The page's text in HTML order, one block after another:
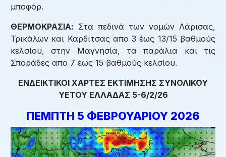
μποφόρ.
ΘΕΡΜΟΚΡΑΣΙΑ: Στα πεδινά των νομών Λάρισας,
Τρικάλων και Καρδίτσας απο 3 έως 13/15 βαθμούς
κελσίου, στην Μαγνησία, τα παράλια και τις
Σποράδες απο 7 έως 15 βαθμούς κελσίου.
ΕΝΔΕΙΚΤΙΚΟΙ ΧΑΡΤΕΣ ΕΚΤΙΜΗΣΗΣ ΣΥΝΟΛΙΚΟΥ
ΥΕΤΟΥ ΕΛΛΑΔΑΣ 5-6/2/26
ΠΕΜΠΤΗ 5 ΦΕΒΡΟΥΑΡΙΟΥ 2026